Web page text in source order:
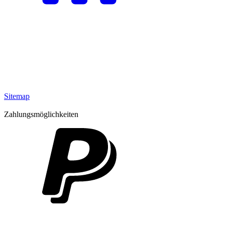
Sitemap
Zahlungsmöglichkeiten